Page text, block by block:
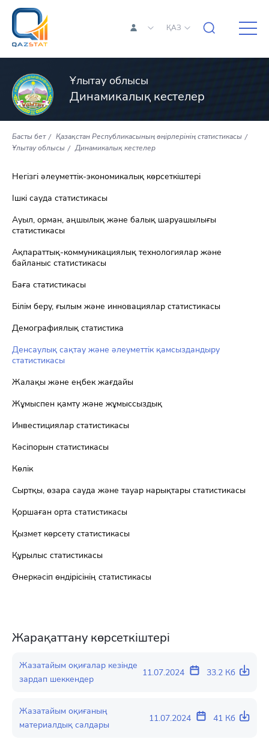
ҚАЗ
Ұлытау облысы
Динамикалық кестелер
Басты бет
Қазақстан Республикасының өңірлерінің статистикасы
Ұлытау облысы
Динамикалық кестелер
Негізгі әлеуметтік-экономикалық көрсеткіштері
Ішкі сауда статистикасы
Ауыл, орман, аңшылық және балық шаруашылығы
статистикасы
Ақпараттық-коммуникациялық технологиялар және
байланыс статистикасы
Баға статистикасы
Білім беру, ғылым және инновациялар статистикасы
Демографиялық статистика
Денсаулық сақтау және әлеуметтік қамсыздандыру
статистикасы
Жалақы және еңбек жағдайы
Жұмыспен қамту және жұмыссыздық
Инвестициялар статистикасы
Кәсіпорын статистикасы
Көлік
Сыртқы, өзара сауда және тауар нарықтары статистикасы
Қоршаған орта статистикасы
Қызмет көрсету статистикасы
Құрылыс статистикасы
Өнеркәсіп өндірісінің статистикасы
Жарақаттану көрсеткіштері
Жазатайым оқиғалар кезінде
зардап шеккендер
11.07.2024 33.2 Кб
Жазатайым оқиғаның
материалдық салдары
11.07.2024 41 Кб